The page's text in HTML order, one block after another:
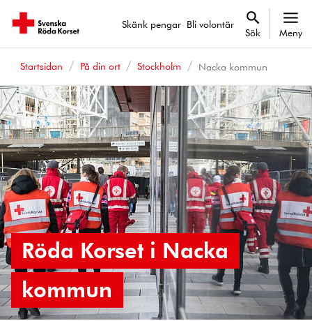
Skänk pengar Bli volontär
Sök Meny
Startsidan På din ort Stockholm Nacka kommun
Röda Korset i Nacka
kommun